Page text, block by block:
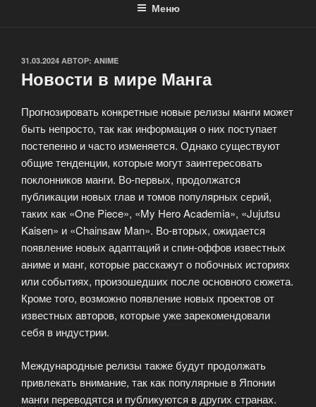
Меню
ОПУБЛИКОВАНО
31.03.2024 АВТОР: ANIME
Новости в мире Манга
Прогнозировать конкретные новые релизы манги может
быть непросто, так как информация о них поступает
постепенно и часто изменяется. Однако существуют
общие тенденции, которые могут заинтересовать
поклонников манги. Во-первых, продолжатся
публикации новых глав и томов популярных серий,
таких как «One Piece», «My Hero Academia», «Jujutsu
Kaisen» и «Chainsaw Man». Во-вторых, ожидается
появление новых адаптаций и спин-оффов известных
аниме и манг, которые расскажут о побочных историях
или событиях, произошедших после основного сюжета.
Кроме того, возможно появление новых проектов от
известных авторов, которые уже зарекомендовали
себя в индустрии.
Международные релизы также будут продолжать
привлекать внимание, так как популярные в Японии
манги переводятся и публикуются в других странах.